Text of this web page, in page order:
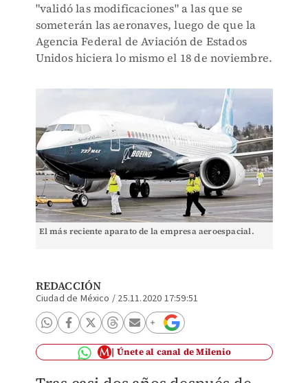
"validó las modificaciones" a las que se
someterán las aeronaves, luego de que la
Agencia Federal de Aviación de Estados
Unidos hiciera lo mismo el 18 de noviembre.
El más reciente aparato de la empresa aeroespacial.
REDACCIÓN
Ciudad de México / 25.11.2020 17:59:51
Únete al canal de Milenio